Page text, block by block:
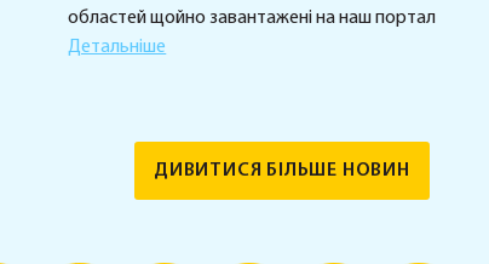
областей щойно завантажені на наш портал
Детальніше
ДИВИТИСЯ БІЛЬШЕ НОВИН